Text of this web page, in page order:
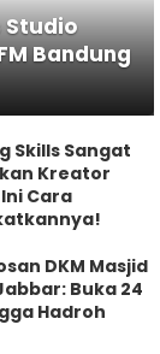
Studio
Bandung
Skills Sangat
Kreator
Cara
DKM Masjid
Buka 24
Hadroh